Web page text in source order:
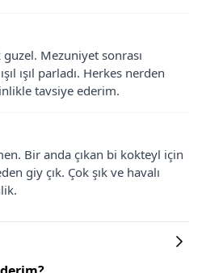
Mezuniyet sonrası
ışıl parladı. Herkes nerden
tavsiye ederim.
Bir anda çıkan bi kokteyl için
giy çık. Çok şık ve havalı